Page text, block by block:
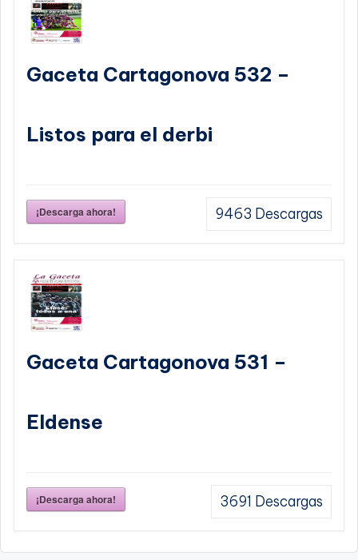
Gaceta Cartagonova 532 –
Listos para el derbi
¡Descarga ahora! 9463 Descargas
Gaceta Cartagonova 531 –
Eldense
¡Descarga ahora! 3691 Descargas